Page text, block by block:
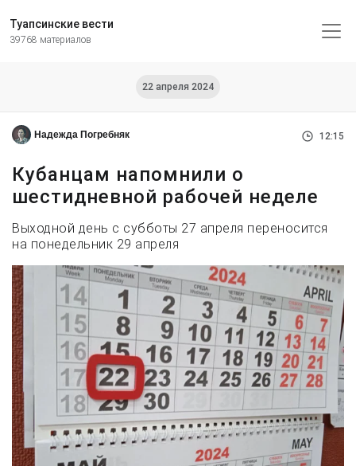
Туапсинские вести
39768 материалов
22 апреля 2024
Надежда Погребняк 12:15
Кубанцам напомнили о
шестидневной рабочей неделе
Выходной день с субботы 27 апреля переносится
на понедельник 29 апреля